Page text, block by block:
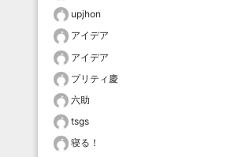
upjhon
アイデア
アイデア
プリティ慶
六助
tsgs
寝る！